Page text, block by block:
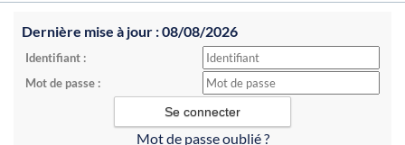
Dernière mise à jour : 08/08/2026
Identifiant :
Mot de passe :
Mot de passe oublié ?